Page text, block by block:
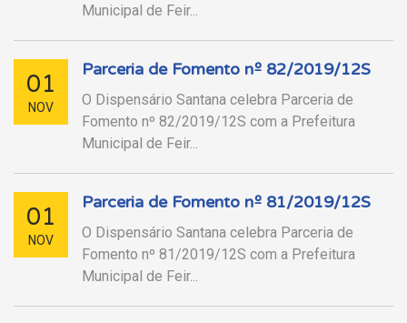
Municipal de Feir...
01
NOV
Parceria de Fomento nº 82/2019/12S
O Dispensário Santana celebra Parceria de
Fomento nº 82/2019/12S com a Prefeitura
Municipal de Feir...
01
NOV
Parceria de Fomento nº 81/2019/12S
O Dispensário Santana celebra Parceria de
Fomento nº 81/2019/12S com a Prefeitura
Municipal de Feir...